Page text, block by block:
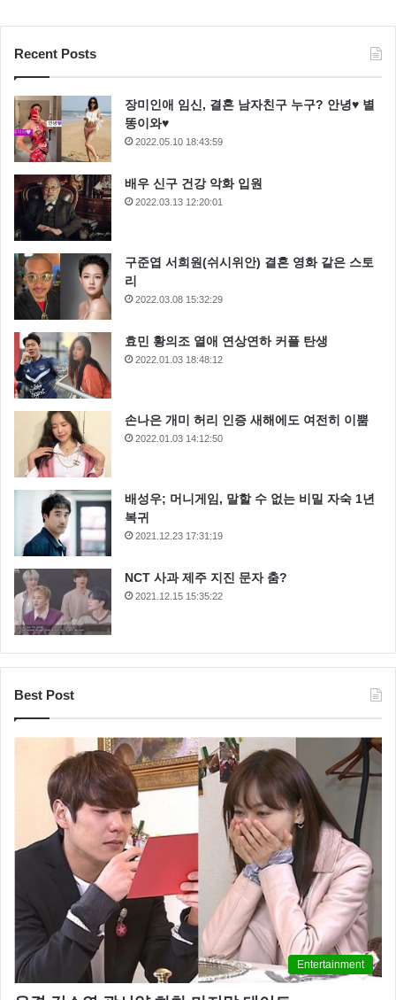
Recent Posts
장미인애 임신, 결혼 남자친구 누구? 안녕♥ 별
똥이와♥
2022.05.10 18:43:59
배우 신구 건강 악화 입원
2022.03.13 12:20:01
구준엽 서희원(쉬시위안) 결혼 영화 같은 스토
리
2022.03.08 15:32:29
효민 황의조 열애 연상연하 커플 탄생
2022.01.03 18:48:12
손나은 개미 허리 인증 새해에도 여전히 이뿜
2022.01.03 14:12:50
배성우; 머니게임, 말할 수 없는 비밀 자숙 1년
복귀
2021.12.23 17:31:19
NCT 사과 제주 지진 문자 춤?
2021.12.15 15:35:22
Best Post
Entertainment